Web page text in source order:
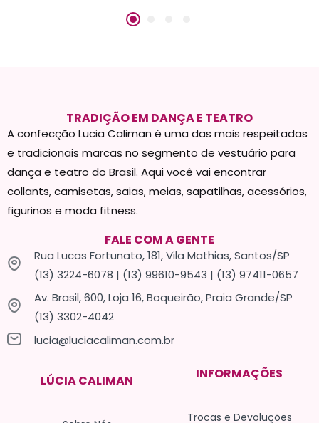
TRADIÇÃO EM DANÇA E TEATRO
A confecção Lucia Caliman é uma das mais respeitadas
e tradicionais marcas no segmento de vestuário para
dança e teatro do Brasil. Aqui você vai encontrar
collants, camisetas, saias, meias, sapatilhas, acessórios,
figurinos e moda fitness.
FALE COM A GENTE
Rua Lucas Fortunato, 181, Vila Mathias, Santos/SP
(13) 3224-6078 | (13) 99610-9543 | (13) 97411-0657
Av. Brasil, 600, Loja 16, Boqueirão, Praia Grande/SP
(13) 3302-4042
lucia@luciacaliman.com.br
LÚCIA CALIMAN INFORMAÇÕES
Trocas e Devoluções